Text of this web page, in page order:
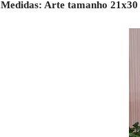
Medidas: Arte tamanho